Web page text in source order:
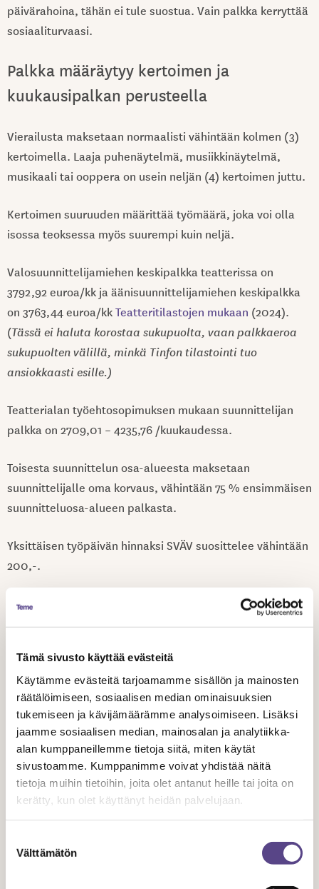
Tämä sivusto käyttää evästeitä
Käytämme evästeitä tarjoamamme sisällön ja mainosten
räätälöimiseen, sosiaalisen median ominaisuuksien
tukemiseen ja kävijämäärämme analysoimiseen. Lisäksi
jaamme sosiaalisen median, mainosalan ja analytiikka-
alan kumppaneillemme tietoja siitä, miten käytät
sivustoamme. Kumppanimme voivat yhdistää näitä
tietoja muihin tietoihin, joita olet antanut heille tai joita on
kerätty, kun olet käyttänyt heidän palvelujaan.
valinta
Välttämätön
päivärahoina, tähän ei tule suostua. Vain palkka kerryttää
sosiaaliturvaasi.
Palkka määräytyy kertoimen ja
kuukausipalkan perusteella
Vierailusta maksetaan normaalisti vähintään kolmen (3)
kertoimella. Laaja puhenäytelmä, musiikkinäytelmä,
musikaali tai ooppera on usein neljän (4) kertoimen juttu.
Kertoimen suuruuden määrittää työmäärä, joka voi olla
isossa teoksessa myös suurempi kuin neljä.
Valosuunnittelijamiehen keskipalkka teatterissa on
3792,92 euroa/kk ja äänisuunnittelijamiehen keskipalkka
on 3763,44 euroa/kkTeatteritilastojen mukaan (2024).
(Tässä ei haluta korostaa sukupuolta, vaan palkkaeroa
sukupuolten välillä, minkä Tinfon tilastointi tuo
ansiokkaasti esille.)
Teatterialan työehtosopimuksen mukaan suunnittelijan
palkka on 2709,01 – 4235,76 /kuukaudessa.
Toisesta suunnittelun osa-alueesta maksetaan
suunnittelijalle oma korvaus, vähintään 75 % ensimmäisen
suunnitteluosa-alueen palkasta.
Yksittäisen työpäivän hinnaksi SVÄV suosittelee vähintään
200,-.
Muista, että taiteellisessakin työssä on työajat: työajan
Esimerkkejä
Esimerkki normaalista suunnittelutyöstä (ns. koko illan
juttu) pienelle näyttämölle: 3 x 4000,- + 12,5%
lomakorvaus yhdestä suunnittelun osa-alueesta.
Toisesta suunnittelutehtävästä samassa produktiossa
maksetaan lisää vähintään 75% ensimmäisen työn